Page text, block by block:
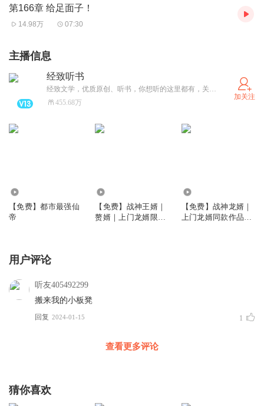
第166章 给足面子！
14.98万 07:30
主播信息
经致听书
经致文学，优质原创、听书，你想听的这里都有，关注经致听书账号，精彩一触即发！
455.68万
加关注
【免费】都市最强仙
帝
【免费】战神王婿｜
赘婿｜上门龙婿限免
【免费】战神龙婿｜
上门龙婿同款作品多
用户评论
听友405492299
搬来我的小板凳
回复 2024-01-15 1
查看更多评论
猜你喜欢